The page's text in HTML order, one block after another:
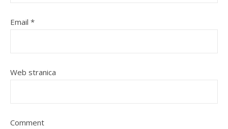
Email *
Web stranica
Comment